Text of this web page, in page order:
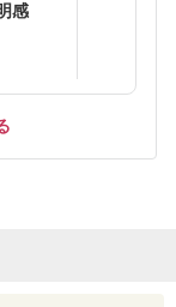
感